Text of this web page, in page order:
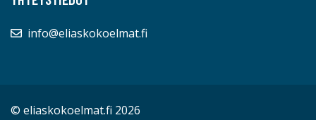
info@eliaskokoelmat.fi
© eliaskokoelmat.fi 2026